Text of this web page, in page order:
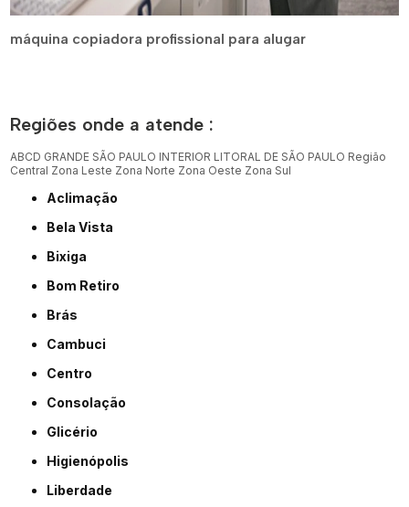
máquina copiadora profissional para alugar
Regiões onde a atende :
ABCD GRANDE SÃO PAULO INTERIOR LITORAL DE SÃO PAULO Região
Central Zona Leste Zona Norte Zona Oeste Zona Sul
Aclimação
Bela Vista
Bixiga
Bom Retiro
Brás
Cambuci
Centro
Consolação
Glicério
Higienópolis
Liberdade